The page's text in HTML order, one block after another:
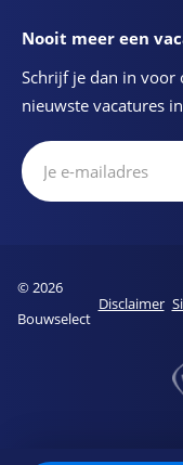
Nooit meer een
Schrijf je dan in voor
nieuwste vacatures
Schrijf je in voor
© 2026
Bouwselect
Disclaimer